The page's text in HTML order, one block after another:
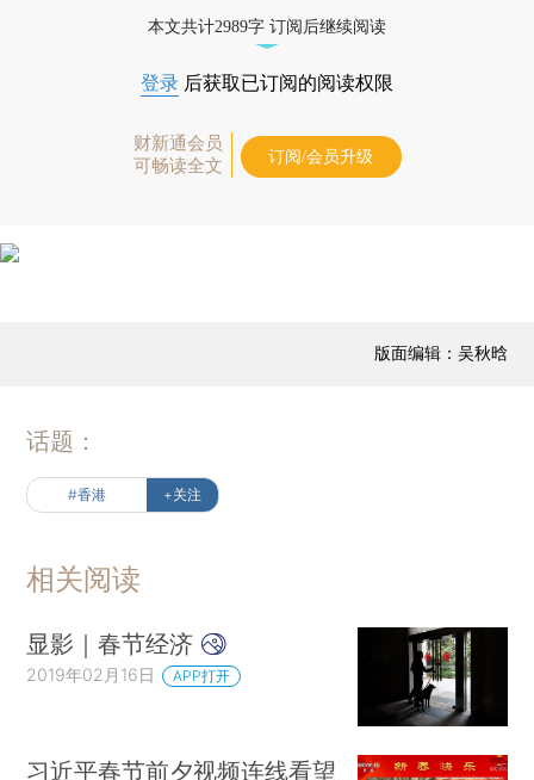
本文共计2989字 订阅后继续阅读
登录 后获取已订阅的阅读权限
财新通会员
可畅读全文
订阅/会员升级
版面编辑：吴秋晗
话题：
#香港 +关注
相关阅读
显影｜春节经济
2019年02月16日 APP打开
习近平春节前夕视频连线看望